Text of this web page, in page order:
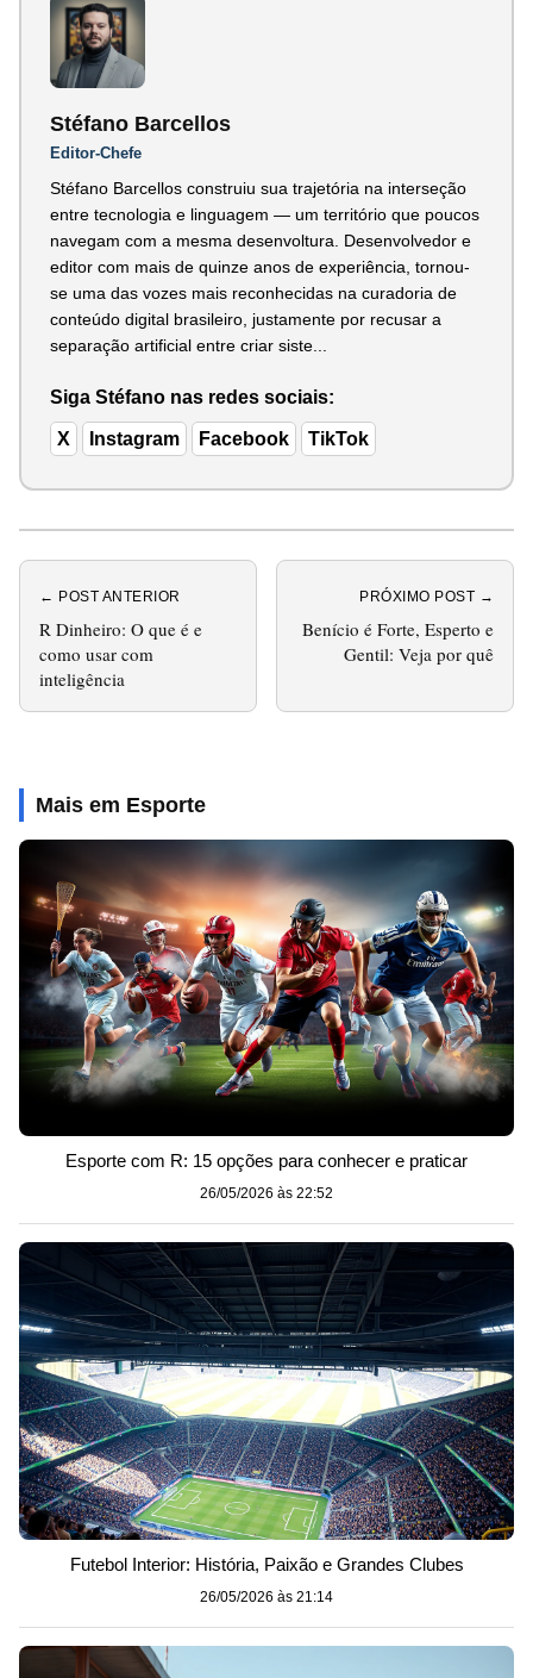
Stéfano Barcellos
Editor-Chefe
Stéfano Barcellos construiu sua trajetória na interseção
entre tecnologia e linguagem — um território que poucos
navegam com a mesma desenvoltura. Desenvolvedor e
editor com mais de quinze anos de experiência, tornou-
se uma das vozes mais reconhecidas na curadoria de
conteúdo digital brasileiro, justamente por recusar a
separação artificial entre criar siste...
Siga Stéfano nas redes sociais:
X Instagram Facebook TikTok
← POST ANTERIOR
R Dinheiro: O que é e
como usar com
inteligência
PRÓXIMO POST →
Benício é Forte, Esperto e
Gentil: Veja por quê
Mais em Esporte
Esporte com R: 15 opções para conhecer e praticar
26/05/2026 às 22:52
Futebol Interior: História, Paixão e Grandes Clubes
26/05/2026 às 21:14